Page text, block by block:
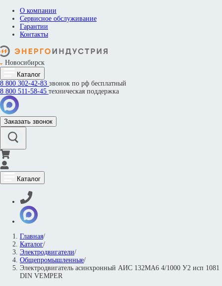
О компании
Сервисное обслуживание
Гарантии
Контакты
Новосибирск
Каталог
8 800 302-42-83 звонок по рф бесплатный
8 800 511-58-45 техническая поддержка
Заказать звонок
Каталог
Главная/
Каталог/
Электродвигатели/
Общепромышленные/
Электродвигатель асинхронный АИС 132MА6 4/1000 У2 исп 1081
DIN VEMPER